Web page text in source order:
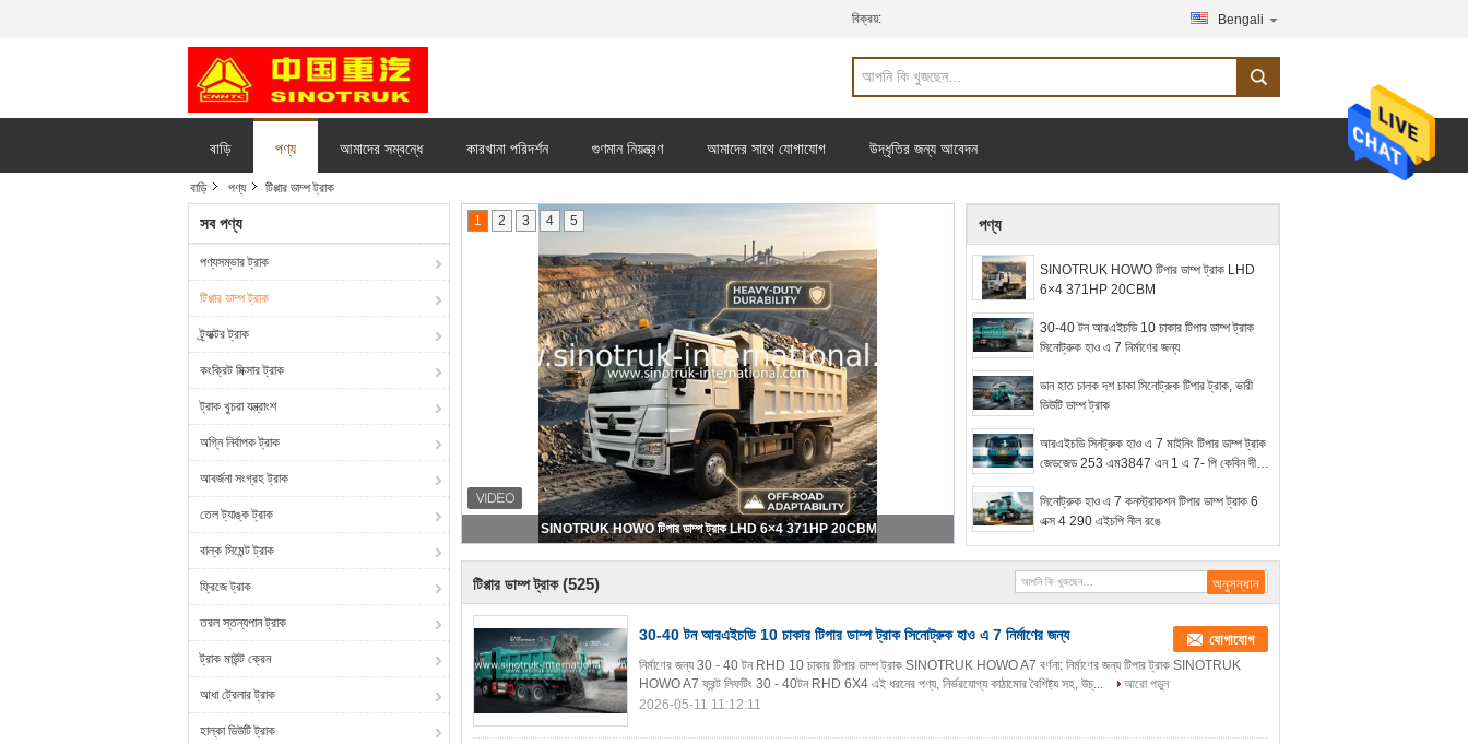
বিক্রয়: Bengali
বাড়ি পণ্য আমাদের সম্বন্ধে কারখানা পরিদর্শন গুণমান নিয়ন্ত্রণ আমাদের সাথে যোগাযোগ উদ্ধৃতির জন্য আবেদন
বাড়ি পণ্য টিপ্পার ডাম্প ট্রাক
সব পণ্য
পণ্যসম্ভার ট্রাক
টিপ্পার ডাম্প ট্রাক
ট্র্যাক্টর ট্রাক
কংক্রিট মিক্সার ট্রাক
ট্রাক খুচরা যন্ত্রাংশ
অগ্নি নির্বাপক ট্রাক
আবর্জনা সংগ্রহ ট্রাক
তেল ট্যাঙ্ক ট্রাক
বাল্ক সিমেন্ট ট্রাক
ফ্রিজে ট্রাক
তরল স্তন্যপান ট্রাক
ট্রাক মাউন্ট ক্রেন
আধা ট্রেলার ট্রাক
হাল্কা ডিউটি ​​ট্রাক
SINOTRUK HOWO টিপার ডাম্প ট্রাক LHD 6×4 371HP 20CBM
1 2 3 4 5 পণ্য
SINOTRUK HOWO টিপার ডাম্প ট্রাক LHD
6×4 371HP 20CBM
30-40 টন আরএইচডি 10 চাকার টিপার ডাম্প ট্রাক
সিনোট্রুক হাও এ 7 নির্মাণের জন্য
ডান হাত চালক দশ চাকা সিনোট্রুক টিপার ট্রাক, ভারী
ডিউটি ​​ডাম্প ট্রাক
আরএইচডি সিনট্রুক হাও এ 7 মাইনিং টিপার ডাম্প ট্রাক
জেডজেড 253 এম3847 এন 1 এ 7- পি কেবিন দীর্ঘ
সিনোট্রুক হাও এ 7 কনস্ট্রাকশন টিপার ডাম্প ট্রাক 6
এক্স 4 290 এইচপি নীল রঙে
টিপ্পার ডাম্প ট্রাক (525)
30-40 টন আরএইচডি 10 চাকার টিপার ডাম্প ট্রাক সিনোট্রুক হাও এ 7 নির্মাণের জন্য যোগাযোগ
নির্মাণের জন্য 30 - 40 টন RHD 10 চাকার টিপার ডাম্প ট্রাক SINOTRUK HOWO A7 বর্ণনা: নির্মাণের জন্য টিপার ট্রাক SINOTRUK
HOWO A7 ফ্রন্ট লিফটিং 30 - 40টন RHD 6X4 এই ধরনের পণ্য, নির্ভরযোগ্য কাঠামোর বৈশিষ্ট্য সহ, উচ্...
আরো পড়ুন
2026-05-11 11:12:11